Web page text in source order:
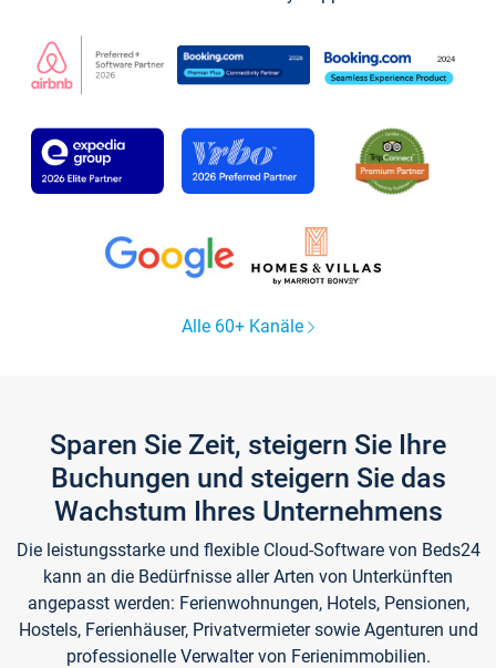
Alle 60+ Kanäle
Sparen Sie Zeit, steigern Sie Ihre
Buchungen und steigern Sie das
Wachstum Ihres Unternehmens
Die leistungsstarke und flexible Cloud-Software von Beds24
kann an die Bedürfnisse aller Arten von Unterkünften
angepasst werden: Ferienwohnungen, Hotels, Pensionen,
Hostels, Ferienhäuser, Privatvermieter sowie Agenturen und
professionelle Verwalter von Ferienimmobilien.